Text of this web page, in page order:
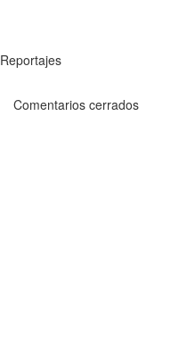
Reportajes
Comentarios cerrados